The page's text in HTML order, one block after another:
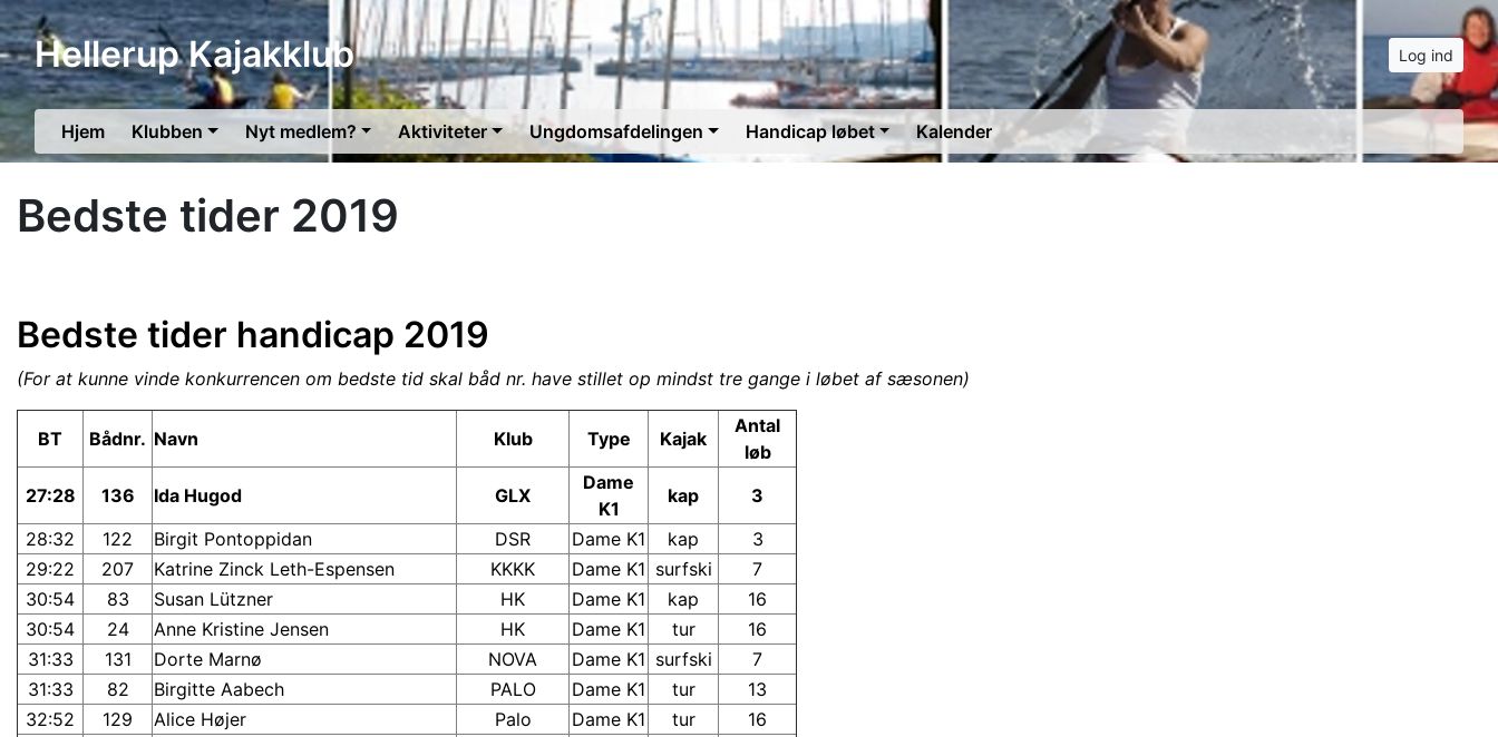
Hellerup Kajakklub Log ind
Hjem Klubben Nyt medlem? Aktiviteter Ungdomsafdelingen Handicap løbet Kalender
Bedste tider 2019
Bedste tider handicap 2019
(For at kunne vinde konkurrencen om bedste tid skal båd nr. have stillet op mindst tre gange i løbet af sæsonen)
BT Bådnr. Navn Klub Type Kajak
Antal
løb
27:28
136 Ida Hugod GLX
Dame
K1
kap
3
28:32
122 Birgit Pontoppidan DSR Dame K1 kap
3
29:22
207 Katrine Zinck Leth-Espensen KKKK Dame K1 surfski
7
30:54
83 Susan Lützner HK Dame K1 kap
16
30:54
24 Anne Kristine Jensen HK Dame K1 tur
16
31:33
131 Dorte Marnø NOVA Dame K1 surfski
7
31:33
82 Birgitte Aabech PALO Dame K1 tur
13
32:52
129 Alice Højer Palo Dame K1 tur
16